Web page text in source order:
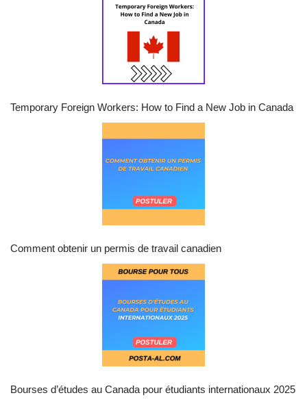
Temporary Foreign Workers: How to Find a New Job in Canada
Comment obtenir un permis de travail canadien
Bourses d’études au Canada pour étudiants internationaux 2025